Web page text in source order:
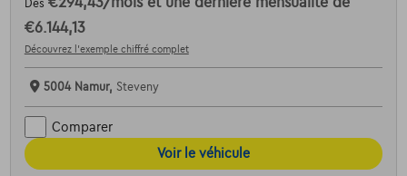
Dès
€6.144,13
Découvrez l’exemple chiffré complet
5004 Namur, Steveny
Comparer
Voir le véhicule